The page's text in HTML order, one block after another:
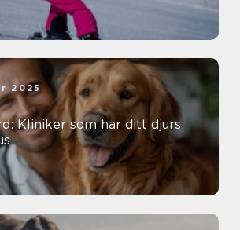
2025
Kliniker som har ditt djurs